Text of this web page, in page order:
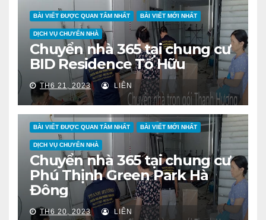
BÀI VIẾT ĐƯỢC QUAN TÂM NHẤT BÀI VIẾT MỚI NHẤT
DỊCH VỤ CHUYỂN NHÀ
Chuyển nhà 365 tại chung cư
BID Residence Tố Hữu
TH6 21, 2023 LIÊN
BÀI VIẾT ĐƯỢC QUAN TÂM NHẤT BÀI VIẾT MỚI NHẤT
DỊCH VỤ CHUYỂN NHÀ
Chuyển nhà 365 tại chung cư
Phú Thịnh Green Park Hà
Đông
TH6 20, 2023 LIÊN